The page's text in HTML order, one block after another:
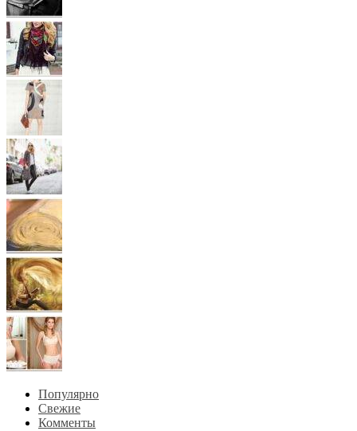
Популярно
Свежие
Комменты